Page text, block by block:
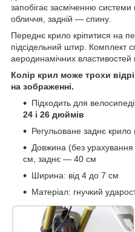
запобігає засміченню системи
обличчя, задній — спину.
Переднє крило кріпитися на
підсідельний штир. Комплект
аеродинамічних властивостей
Колір крил може трохи
на зображенні.
Підходить для
24 і 26 дюймів
Регульоване заднє
Довжина (без
см, заднє — 40 см
Ширина: від 4 до 7 см
Матеріал: гнучкий